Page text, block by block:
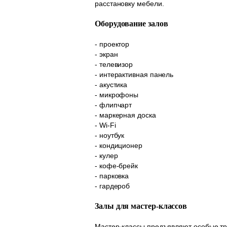
расстановку мебели.
Оборудование залов
- проектор
- экран
- телевизор
- интерактивная панель
- акустика
- микрофоны
- флипчарт
- маркерная доска
- Wi-Fi
- ноутбук
- кондиционер
- кулер
- кофе-брейк
- парковка
- гардероб
Залы для мастер-классов